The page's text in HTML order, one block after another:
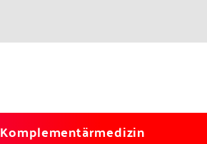
Komplementärmedizin